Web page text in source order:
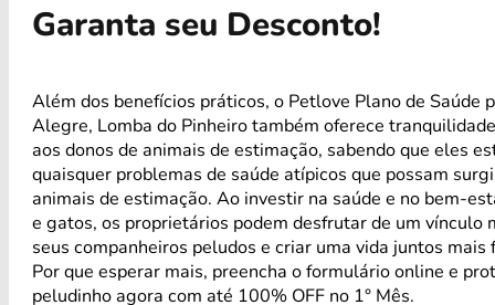
Garanta seu Desconto!
Além dos benefícios práticos, o Petlove Plano de Saúde
Alegre, Lomba do Pinheiro também oferece
aos donos de animais de estimação, sabendo que eles
quaisquer problemas de saúde atípicos que possam
animais de estimação. Ao investir na saúde e no bem-
e gatos, os proprietários podem desfrutar de um vínculo
seus companheiros peludos e criar uma vida juntos mais
Por que esperar mais, preencha o formulário online e
peludinho agora com até 100% OFF no 1° Mês.